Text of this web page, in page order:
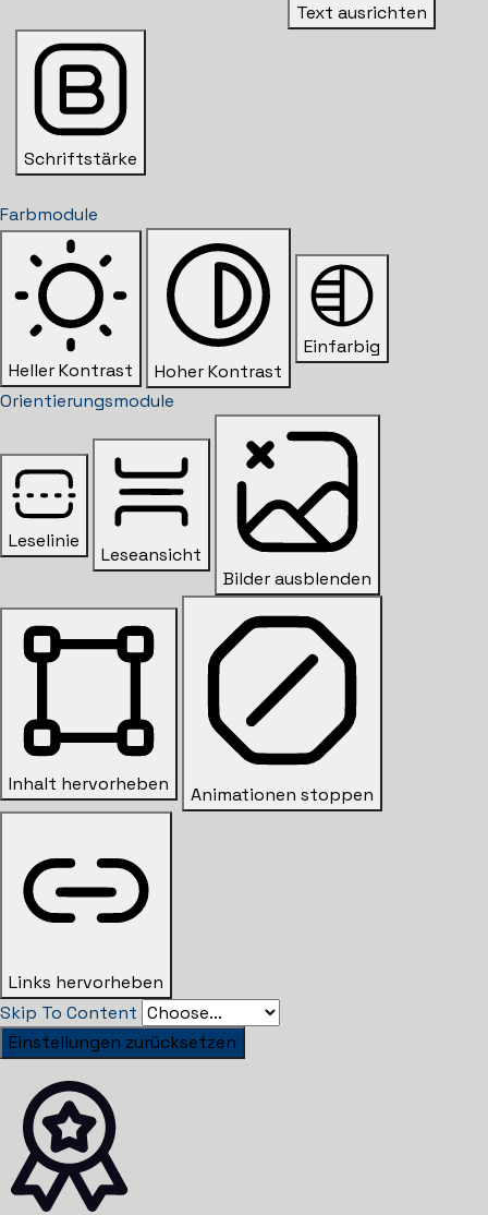
Text ausrichten
Schriftstärke
Farbmodule
Heller Kontrast Hoher Kontrast
Einfarbig
Orientierungsmodule
Leselinie
Leseansicht
Bilder ausblenden
Inhalt hervorheben Animationen stoppen
Links hervorheben
Skip To Content
Einstellungen zurücksetzen